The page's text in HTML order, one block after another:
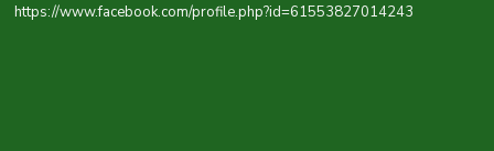
https://www.facebook.com/profile.php?id=61553827014243